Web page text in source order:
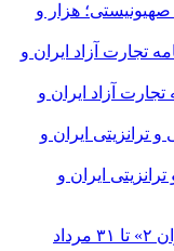
صهیونیستی؛ هزار و
آزاد ایران و
ایران و